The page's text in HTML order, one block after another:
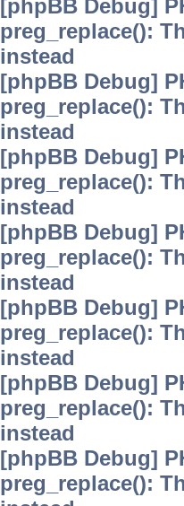
[phpBB Debug]
preg_replace():
instead
[phpBB Debug]
preg_replace():
instead
[phpBB Debug]
preg_replace():
instead
[phpBB Debug]
preg_replace():
instead
[phpBB Debug]
preg_replace():
instead
[phpBB Debug]
preg_replace():
instead
[phpBB Debug]
preg_replace():